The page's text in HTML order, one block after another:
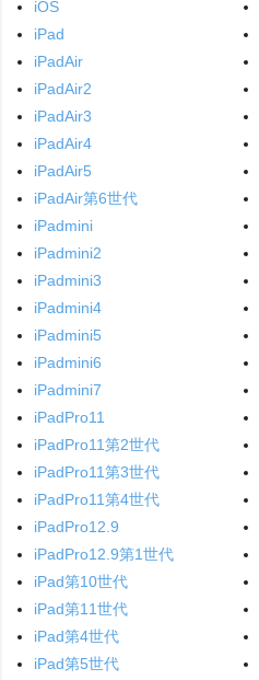
iOS
iPad
iPadAir
iPadAir2
iPadAir3
iPadAir4
iPadAir5
iPadAir第6世代
iPadmini
iPadmini2
iPadmini3
iPadmini4
iPadmini5
iPadmini6
iPadmini7
iPadPro11
iPadPro11第2世代
iPadPro11第3世代
iPadPro11第4世代
iPadPro12.9
iPadPro12.9第1世代
iPad第10世代
iPad第11世代
iPad第4世代
iPad第5世代